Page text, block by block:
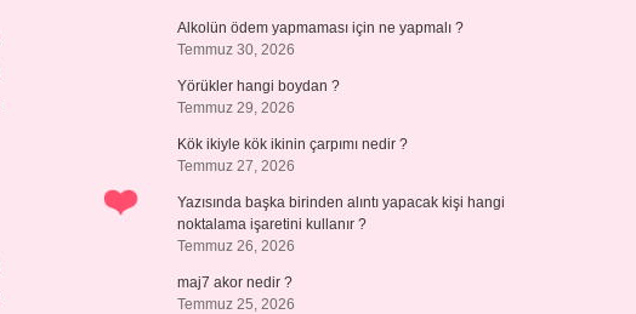
Alkolün ödem yapmaması için ne yapmalı ?
Temmuz 30, 2026
Yörükler hangi boydan ?
Temmuz 29, 2026
Kök ikiyle kök ikinin çarpımı nedir ?
Temmuz 27, 2026
Yazısında başka birinden alıntı yapacak kişi hangi
noktalama işaretini kullanır ?
Temmuz 26, 2026
maj7 akor nedir ?
Temmuz 25, 2026